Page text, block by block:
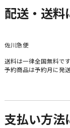
配送・送料
佐川急便
送料は一律全国無料です
予約商品は予約月に発
支払い方法